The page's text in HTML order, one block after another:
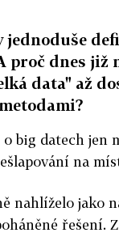
jednoduše
proč dnes již
data" až
big datech jen
na
nahlíželo jako
řešení.